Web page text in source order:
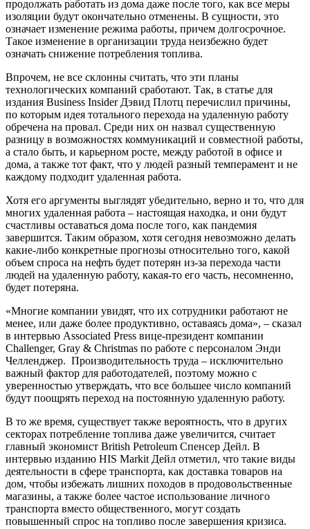
продолжать работать из дома даже после того, как все меры
изоляции будут окончательно отменены. В сущности, это
означает изменение режима работы, причем долгосрочное.
Такое изменение в организации труда неизбежно будет
означать снижение потребления топлива.
Впрочем, не все склонны считать, что эти планы
технологических компаний сработают. Так, в статье для
издания Business Insider Дэвид Плотц перечислил причины,
по которым идея тотального перехода на удаленную работу
обречена на провал. Среди них он назвал существенную
разницу в возможностях коммуникаций и совместной работы,
а стало быть, и карьерном росте, между работой в офисе и
дома, а также тот факт, что у людей разный темперамент и не
каждому подходит удаленная работа.
Хотя его аргументы выглядят убедительно, верно и то, что для
многих удаленная работа – настоящая находка, и они будут
счастливы оставаться дома после того, как пандемия
завершится. Таким образом, хотя сегодня невозможно делать
какие-либо конкретные прогнозы относительно того, какой
объем спроса на нефть будет потерян из-за перехода части
людей на удаленную работу, какая-то его часть, несомненно,
будет потеряна.
«Многие компании увидят, что их сотрудники работают не
менее, или даже более продуктивно, оставаясь дома», – сказал
в интервью Associated Press вице-президент компании
Challenger, Gray & Christmas по работе с персоналом Энди
Челленджер. Производительность труда – исключительно
важный фактор для работодателей, поэтому можно с
уверенностью утверждать, что все большее число компаний
будут поощрять переход на постоянную удаленную работу.
В то же время, существует также вероятность, что в других
секторах потребление топлива даже увеличится, считает
главный экономист British Petroleum Спенсер Дейл. В
интервью изданию HIS Markit Дейл отметил, что такие виды
деятельности в сфере транспорта, как доставка товаров на
дом, чтобы избежать лишних походов в продовольственные
магазины, а также более частое использование личного
транспорта вместо общественного, могут создать
повышенный спрос на топливо после завершения кризиса.